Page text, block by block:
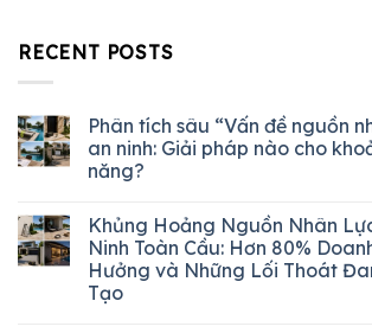
RECENT POSTS
Phân tích sâu “Vấn đề nguồn
an ninh: Giải pháp nào cho
năng?
Khủng Hoảng Nguồn Nhân
Ninh Toàn Cầu: Hơn 80%
Hưởng và Những Lối Thoát
Tạo